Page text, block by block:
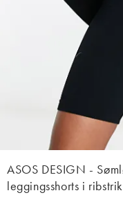
ASOS DESIGN -
leggingsshorts i ribstrik